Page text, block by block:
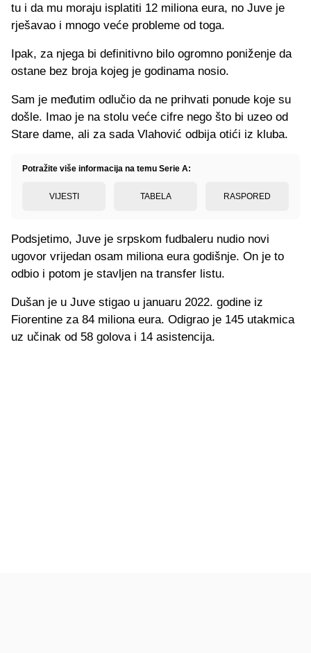
tu i da mu moraju isplatiti 12 miliona eura, no Juve je
rješavao i mnogo veće probleme od toga.
Ipak, za njega bi definitivno bilo ogromno poniženje da
ostane bez broja kojeg je godinama nosio.
Sam je međutim odlučio da ne prihvati ponude koje su
došle. Imao je na stolu veće cifre nego što bi uzeo od
Stare dame, ali za sada Vlahović odbija otići iz kluba.
Potražite više informacija na temu Serie A:
VIJESTI TABELA RASPORED
Podsjetimo, Juve je srpskom fudbaleru nudio novi
ugovor vrijedan osam miliona eura godišnje. On je to
odbio i potom je stavljen na transfer listu.
Dušan je u Juve stigao u januaru 2022. godine iz
Fiorentine za 84 miliona eura. Odigrao je 145 utakmica
uz učinak od 58 golova i 14 asistencija.